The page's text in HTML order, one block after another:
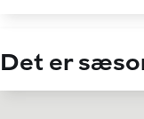
Det er